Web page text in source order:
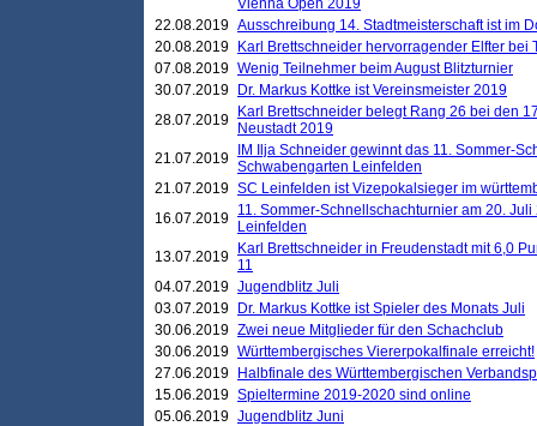
Vienna Open 2019
22.08.2019 Ausschreibung 14. Stadtmeisterschaft ist im
20.08.2019
Karl Brettschneider hervorragender Elfter bei
07.08.2019 Wenig Teilnehmer beim August Blitzturnier
30.07.2019
Dr. Markus Kottke ist Vereinsmeister 2019
28.07.2019
Karl Brettschneider belegt Rang 26 bei den
Neustadt 2019
21.07.2019
IM Ilja Schneider gewinnt das 11. Sommer-
Schwabengarten Leinfelden
21.07.2019 SC Leinfelden ist Vizepokalsieger im
16.07.2019 11. Sommer-Schnellschachturnier am 20.
Leinfelden
13.07.2019
Karl Brettschneider in Freudenstadt mit 6,0
11
04.07.2019 Jugendblitz Juli
03.07.2019
Dr. Markus Kottke ist Spieler des Monats Juli
30.06.2019 Zwei neue Mitglieder für den Schachclub
30.06.2019 Württembergisches Viererpokalfinale erreicht!
27.06.2019
Halbfinale des Württembergischen
15.06.2019 Spieltermine 2019-2020 sind online
05.06.2019 Jugendblitz Juni